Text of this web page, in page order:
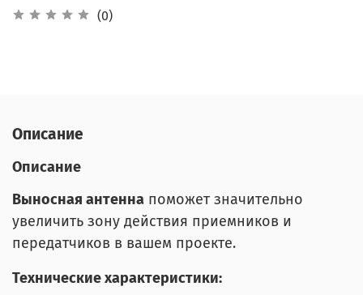
(0)
Описание
Описание
Выносная антенна поможет значительно
увеличить зону действия приемников и
передатчиков в вашем проекте.
Технические характеристики: